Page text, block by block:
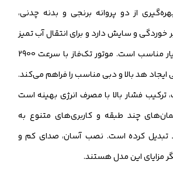
از دو پروانه برنجی و بدنه چدنی،
خوردگی و سایش دارد و برای انتقال آب تمیز
بدون ذرات جامد بسیار مناسب است. موتور تک‌فاز با سرعت 2900
ایجاد هد بالا و دبی مناسب را فراهم می‌کند.
فشار بالا با مصرف انرژی بهینه است
چند طبقه و کاربری‌های متنوع به
تبدیل کرده است. نصب آسان، صدای کم و